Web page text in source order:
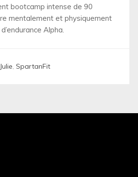
bootcamp intense de 90
mentalement et physiquement
Alpha.
, SpartanFit